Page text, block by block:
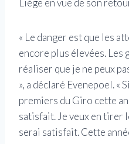
« Le danger est que les
encore plus élevées. Les
réaliser que je ne peux
», a déclaré Evenepoel. «
premiers du Giro cette
satisfait. Je veux en tirer
serai satisfait. Cette